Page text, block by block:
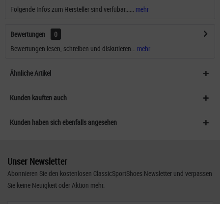
Folgende Infos zum Hersteller sind verfübar...... mehr
Bewertungen
0
Bewertungen lesen, schreiben und diskutieren...
mehr
Ähnliche Artikel
Kunden kauften auch
Kunden haben sich ebenfalls angesehen
Unser Newsletter
Abonnieren Sie den kostenlosen ClassicSportShoes Newsletter und verpassen
Sie keine Neuigkeit oder Aktion mehr.